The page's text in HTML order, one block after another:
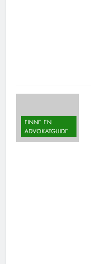
FINNE EN
ADVOKATGUIDE